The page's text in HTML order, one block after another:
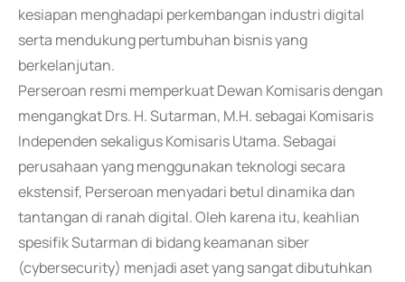
kesiapan menghadapi perkembangan industri digital
serta mendukung pertumbuhan bisnis yang
berkelanjutan.
Perseroan resmi memperkuat Dewan Komisaris dengan
mengangkat Drs. H. Sutarman, M.H. sebagai Komisaris
Independen sekaligus Komisaris Utama. Sebagai
perusahaan yang menggunakan teknologi secara
ekstensif, Perseroan menyadari betul dinamika dan
tantangan di ranah digital. Oleh karena itu, keahlian
spesifik Sutarman di bidang keamanan siber
(cybersecurity) menjadi aset yang sangat dibutuhkan